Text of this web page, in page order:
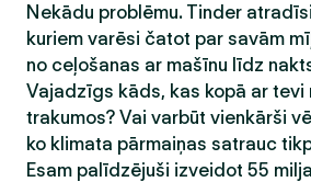
Nekādu problēmu. Tinder
kuriem varēsi čatot par savām
no ceļošanas ar mašīnu līdz
Vajadzīgs kāds, kas kopā ar
trakumos? Vai varbūt vienkārši
ko klimata pārmaiņas satrauc
Esam palīdzējuši izveidot 55